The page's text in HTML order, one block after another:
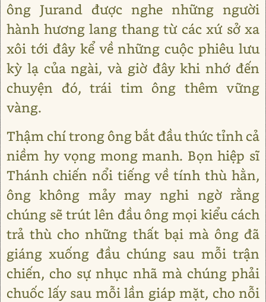
ông Jurand được nghe những người
hành hương lang thang từ các xứ sở xa
xôi tới đây kể về những cuộc phiêu lưu
kỳ lạ của ngài, và giờ đây khi nhớ đến
chuyện đó, trái tim ông thêm vững
vàng.
Thậm chí trong ông bắt đầu thức tỉnh cả
niềm hy vọng mong manh. Bọn hiệp sĩ
Thánh chiến nổi tiếng về tính thù hằn,
ông không mảy may nghi ngờ rằng
chúng sẽ trút lên đầu ông mọi kiểu cách
trả thù cho những thất bại mà ông đã
giáng xuống đầu chúng sau mỗi trận
chiến, cho sự nhục nhã mà chúng phải
chuốc lấy sau mỗi lần giáp mặt, cho nỗi